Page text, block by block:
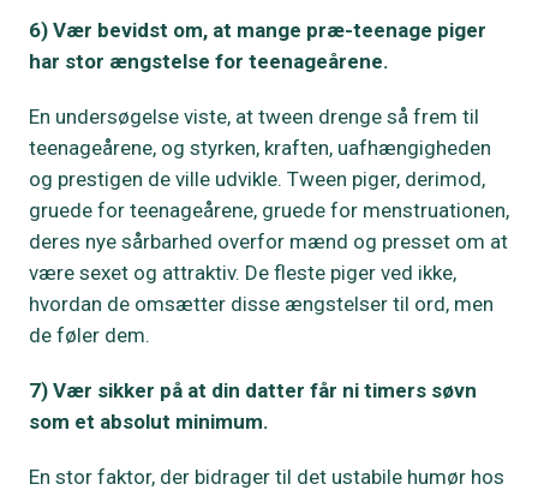
6) Vær bevidst om, at mange præ-teenage piger
har stor ængstelse for teenageårene.
En undersøgelse viste, at tween drenge så frem til
teenageårene, og styrken, kraften, uafhængigheden
og prestigen de ville udvikle. Tween piger, derimod,
gruede for teenageårene, gruede for menstruationen,
deres nye sårbarhed overfor mænd og presset om at
være sexet og attraktiv. De fleste piger ved ikke,
hvordan de omsætter disse ængstelser til ord, men
de føler dem.
7) Vær sikker på at din datter får ni timers søvn
som et absolut minimum.
En stor faktor, der bidrager til det ustabile humør hos